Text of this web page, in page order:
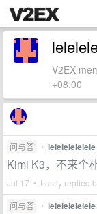
V2EX
+08:00
问与答 • lelelelelelele
Kimi K3，不来个
Jul 17 • Lastly replied
问与答 • lelelelelelele